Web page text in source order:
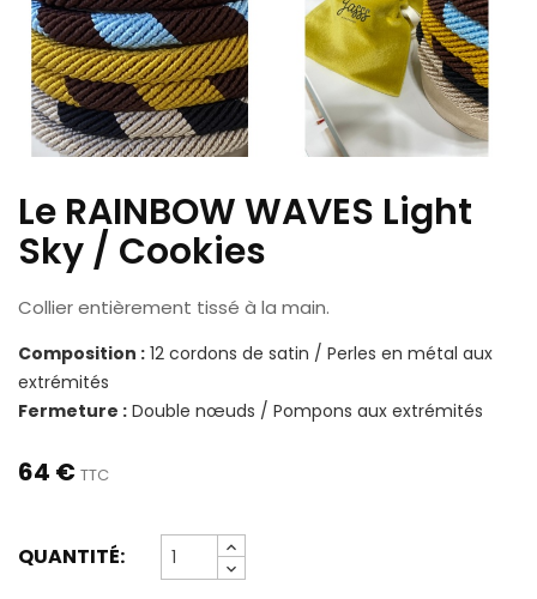
Le RAINBOW WAVES Light
Sky / Cookies
Collier entièrement tissé à la main.
Composition : 12 cordons de satin / Perles en métal aux
extrémités
Fermeture : Double nœuds / Pompons aux extrémités
64 € TTC
QUANTITÉ: